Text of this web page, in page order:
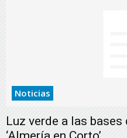
Noticias
Luz verde a las